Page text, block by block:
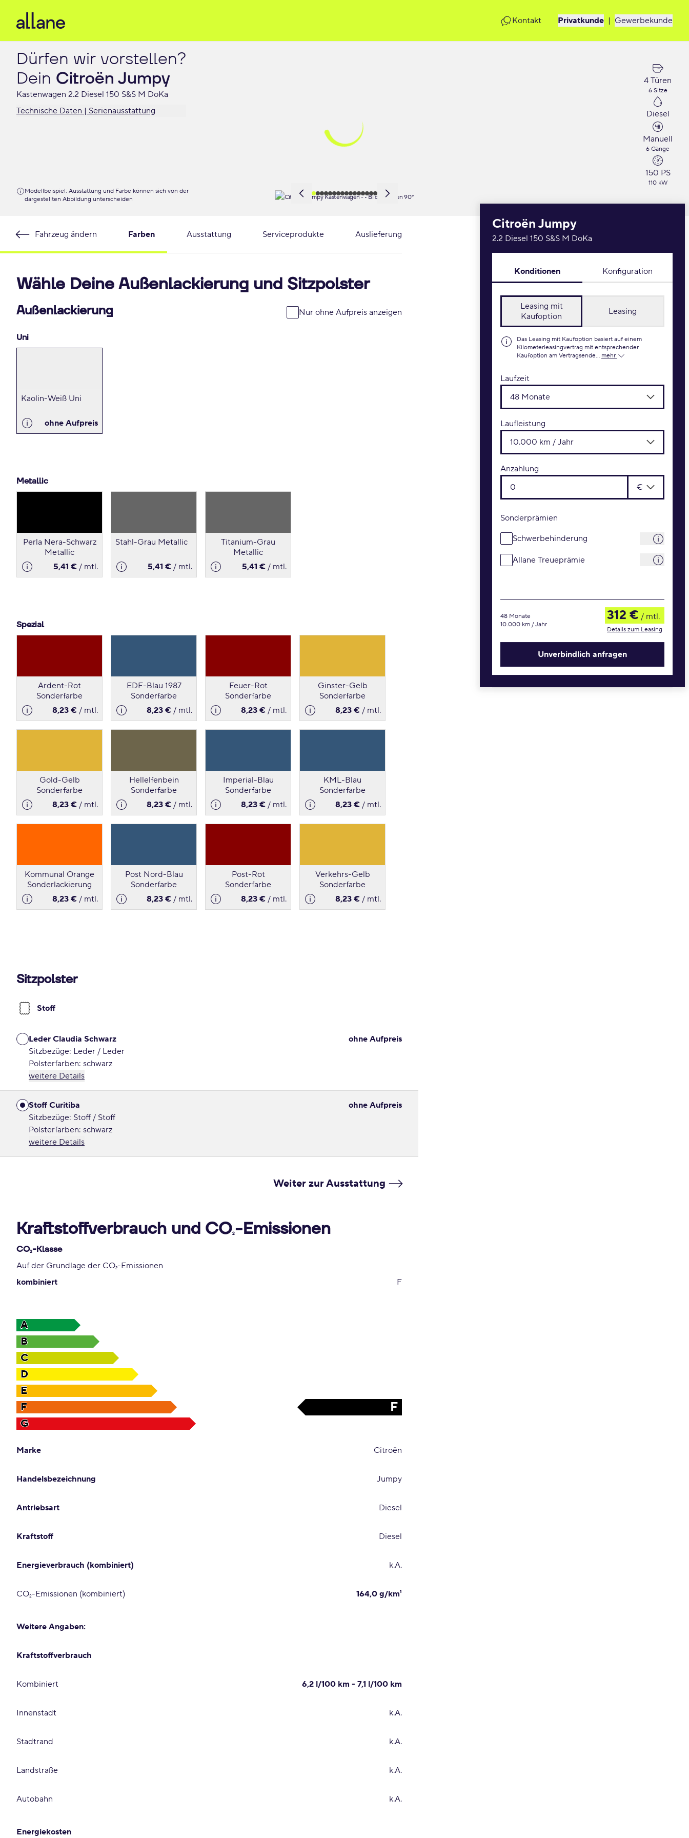
Kontakt Privatkunde | Gewerbekunde
Dürfen wir vorstellen?
Dein Citroën Jumpy
Kastenwagen 2.2 Diesel 150 S&S M DoKa
Technische Daten | Serienausstattung
Modellbeispiel: Ausstattung und Farbe können sich von der
dargestellten Abbildung unterscheiden
4 Türen
6 Sitze
Diesel
Manuell
6 Gänge
150 PS
110 kW
Fahrzeug ändern Farben Ausstattung Serviceprodukte Auslieferung
Wähle Deine Außenlackierung und Sitzpolster
Außenlackierung Nur ohne Aufpreis anzeigen
Uni
Kaolin-Weiß Uni
ohne Aufpreis
Metallic
Perla Nera-Schwarz
Metallic
5,41 € / mtl.
Stahl-Grau Metallic
5,41 € / mtl.
Titanium-Grau
Metallic
5,41 € / mtl.
Spezial
Ardent-Rot
Sonderfarbe
8,23 € / mtl.
EDF-Blau 1987
Sonderfarbe
8,23 € / mtl.
Feuer-Rot
Sonderfarbe
8,23 € / mtl.
Ginster-Gelb
Sonderfarbe
8,23 € / mtl.
Gold-Gelb
Sonderfarbe
8,23 € / mtl.
Hellelfenbein
Sonderfarbe
8,23 € / mtl.
Imperial-Blau
Sonderfarbe
8,23 € / mtl.
KML-Blau
Sonderfarbe
8,23 € / mtl.
Kommunal Orange
Sonderlackierung
8,23 € / mtl.
Post Nord-Blau
Sonderfarbe
8,23 € / mtl.
Post-Rot
Sonderfarbe
8,23 € / mtl.
Verkehrs-Gelb
Sonderfarbe
8,23 € / mtl.
Sitzpolster
Stoff
Leder Claudia Schwarz
Sitzbezüge: Leder / Leder
Polsterfarben: schwarz
weitere Details
ohne Aufpreis
Stoff Curitiba
Sitzbezüge: Stoff / Stoff
Polsterfarben: schwarz
weitere Details
ohne Aufpreis
Weiter zur Ausstattung
Kraftstoffverbrauch und CO2-Emissionen
CO2-Klasse
Auf der Grundlage der CO2-Emissionen
kombiniert
F
A
B
C
D
E
F
F
G
Marke Citroën
Handelsbezeichnung Jumpy
Antriebsart Diesel
Kraftstoff Diesel
Energieverbrauch (kombiniert) k.A.
CO₂-Emissionen (kombiniert) 164,0 g/km¹
Weitere Angaben:
Kraftstoffverbrauch
Kombiniert 6,2 l/100 km - 7,1 l/100 km
Innenstadt k.A.
Stadtrand k.A.
Landstraße k.A.
Autobahn k.A.
Energiekosten
Citroën Jumpy
2.2 Diesel 150 S&S M DoKa
Konditionen Konfiguration
Leasing mit
Kaufoption
Leasing
Das Leasing mit Kaufoption basiert auf einem
Kilometerleasingvertrag mit entsprechender
Kaufoption am Vertragsende... mehr
Laufzeit
48 Monate
Laufleistung
10.000 km / Jahr
Anzahlung
€
Sonderprämien
Schwerbehinderung
Allane Treueprämie
48 Monate
10.000 km / Jahr
312 € / mtl.
Details zum Leasing
Unverbindlich anfragen